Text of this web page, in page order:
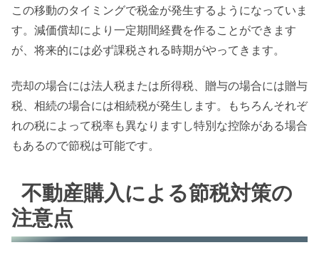
この移動のタイミングで税金が発生するようになっていま
す。減価償却により一定期間経費を作ることができます
が、将来的には必ず課税される時期がやってきます。
売却の場合には法人税または所得税、贈与の場合には贈与
税、相続の場合には相続税が発生します。もちろんそれぞ
れの税によって税率も異なりますし特別な控除がある場合
もあるので節税は可能です。
不動産購入による節税対策の
注意点